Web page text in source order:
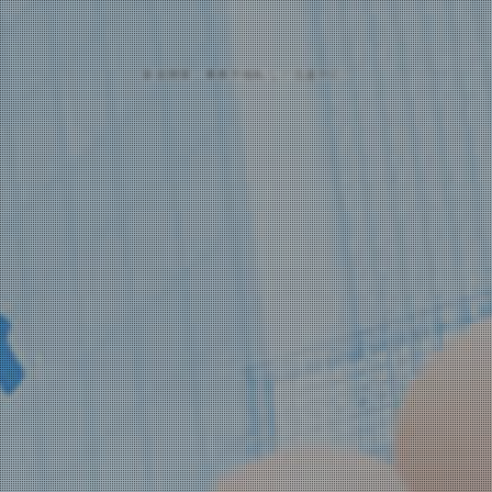
開業・事務所移転など迅速